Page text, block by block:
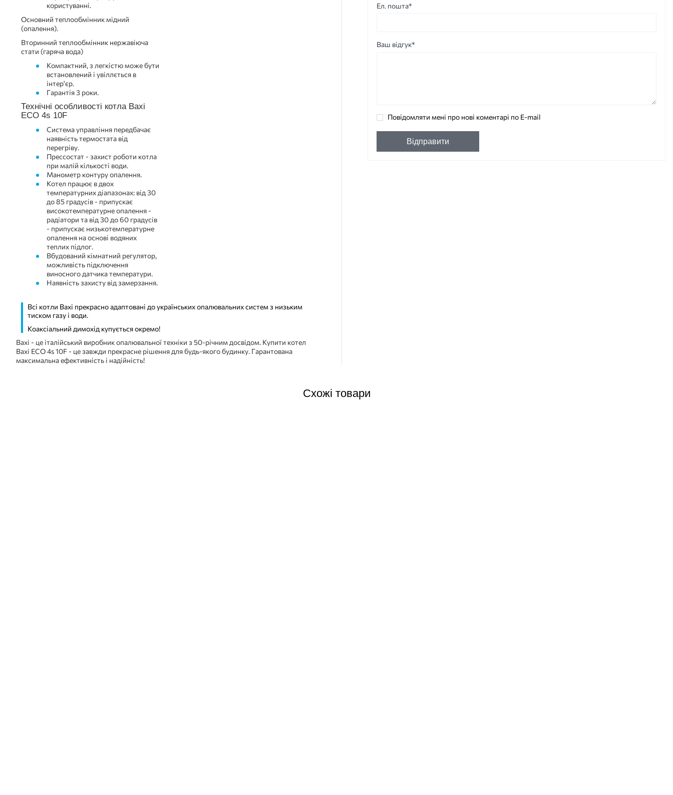
користуванні.
Основний теплообмінник мідний
(опалення).
Вторинний теплообмінник нержавіюча
стати (гаряча вода)
Компактний, з легкістю може бути
встановлений і увіллється в
інтер'єр.
Гарантія 3 роки.
Технічні особливості котла Baxi
ECO 4s 10F
Система управління передбачає
наявність термостата від
перегріву.
Прессостат - захист роботи котла
при малій кількості води.
Манометр контуру опалення.
Котел працює в двох
температурних діапазонах: від 30
до 85 градусів - припускає
високотемпературне опалення -
радіатори та від 30 до 60 градусів
- припускає низькотемпературне
опалення на основі водяних
теплих підлог.
Вбудований кімнатний регулятор,
можливість підключення
виносного датчика температури.
Наявність захисту від замерзання.
Всі котли Baxi прекрасно адаптовані до українських опалювальних систем з низьким
тиском газу і води.
Коаксіальний димохід купується окремо!
Baxi - це італійський виробник опалювальної техніки з 50-річним досвідом. Купити котел
Baxi ECO 4s 10F - це завжди прекрасне рішення для будь-якого будинку. Гарантована
максимальна ефективність і надійність!
Ел. пошта*
Ваш відгук*
Повідомляти мені про нові коментарі по E-mail
Відправити
Схожі товари